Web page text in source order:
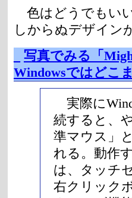
色はどうでもい
しからぬデザイン
写真でみる「
Windowsではどこ
実際に
続すると、
準マウス」
れる。動作
は、タッチ
右クリック